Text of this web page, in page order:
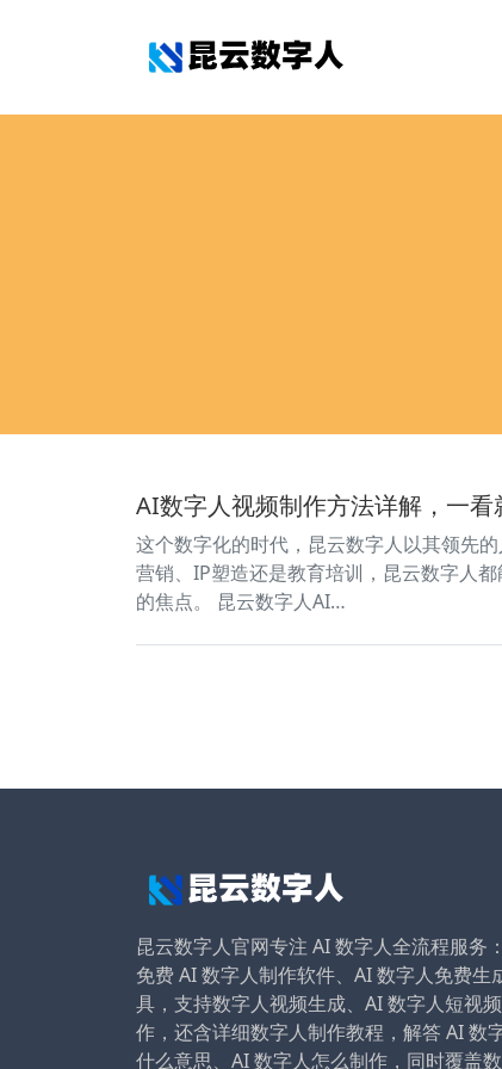
AI数字人视频制作方法详解，一看
这个数字化的时代，昆云数字人以其领先
营销、IP塑造还是教育培训，昆云数字人
的焦点。 昆云数字人AI…
昆云数字人官网专注 AI 数字人全流程服务
免费 AI 数字人制作软件、AI 数字人免费生
具，支持数字人视频生成、AI 数字人短视
作，还含详细数字人制作教程，解答 AI 数
什么意思、AI 数字人怎么制作，同时覆盖